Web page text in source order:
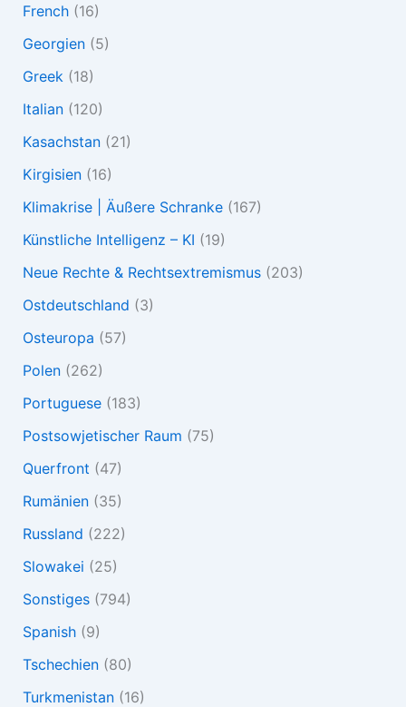
French(16)
Georgien(5)
Greek (18)
Italian(120)
Kasachstan(21)
Kirgisien(16)
Klimakrise | Äußere Schranke(167)
Künstliche Intelligenz – KI (19)
Neue Rechte & Rechtsextremismus(203)
Ostdeutschland (3)
Osteuropa (57)
Polen(262)
Portuguese(183)
Postsowjetischer Raum (75)
Querfront (47)
Rumänien(35)
Russland (222)
Slowakei (25)
Sonstiges(794)
Spanish(9)
Tschechien(80)
Turkmenistan(16)